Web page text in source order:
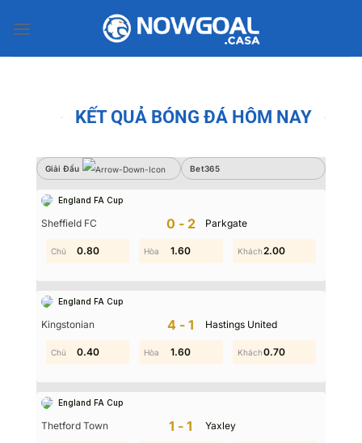
qua
KẾT QUẢ BÓNG ĐÁ HÔM NAY
Giải Đấu Bet365
England FA Cup
Sheffield FC 0-2 Parkgate
0.60 0.80 1.10
0.80 1.60 2.00
England FA Cup
Kingstonian 4-1 Hastings United
1.40 0.90 0.80
0.40 1.60 0.70
England FA Cup
Thetford Town 1-1 Yaxley
Giải Đấu Sbobet
Không có dữ liệu vui lòng chọn bộ lọc khác